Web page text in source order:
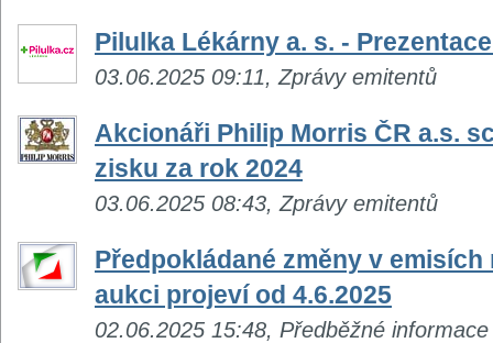
Pilulka Lékárny a. s. -
03.06.2025 09:11, Zprávy emitentů
Akcionáři Philip Morris ČR a.s.
zisku za rok 2024
03.06.2025 08:43, Zprávy emitentů
Předpokládané změny v emisích
aukci projeví od 4.6.2025
02.06.2025 15:48, Předběžné informace